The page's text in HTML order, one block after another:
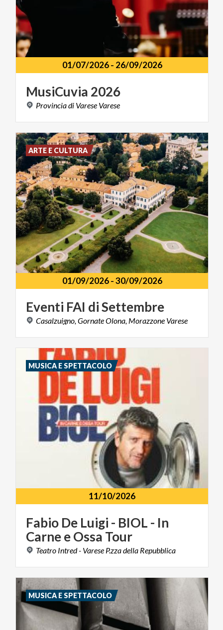
01/07/2026- 26/09/2026
MusiCuvia 2026
Provinciadi Varese Varese
01/09/2026-30/09/2026
Eventi FAI diSettembre
Casalzuigno,GornateOlona, Morazzone Varese
ARTE E CULTURA
11/10/2026
Fabio De Luigi - BIOL - In
CarneeOssa Tour
Teatro Intred- Varese P.zzadella Repubblica
MUSICA E SPETTACOLO
MUSICA E SPETTACOLO